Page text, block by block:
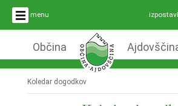
menu
Občina
Koledar dogodkov